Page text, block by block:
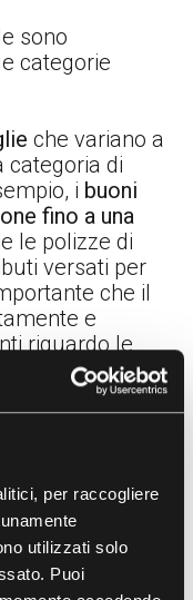
per raccogliere
utilizzati solo
Puoi
sono
categorie
che variano a
categoria di
i buoni
fino a una
le polizze di
versati per
che il
e
riguardo le
possono
sui
51, stabilisce
di reddito di